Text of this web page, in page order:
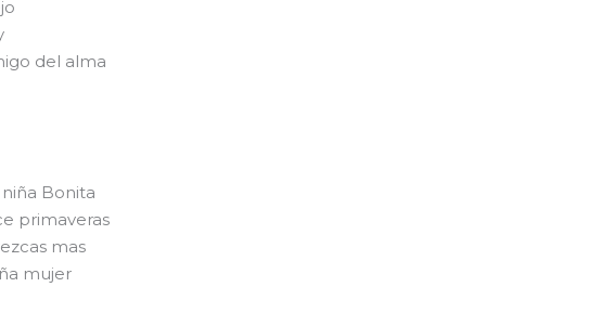
del alma
niña Bonita
primaveras
mas
mujer